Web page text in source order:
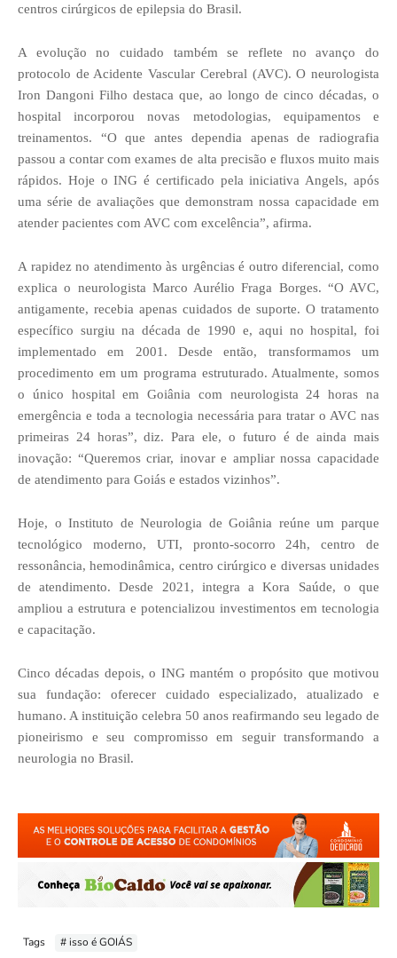
centros cirúrgicos de epilepsia do Brasil.
A evolução no cuidado também se reflete no avanço do
protocolo de Acidente Vascular Cerebral (AVC). O neurologista
Iron Dangoni Filho destaca que, ao longo de cinco décadas, o
hospital incorporou novas metodologias, equipamentos e
treinamentos. “O que antes dependia apenas de radiografia
passou a contar com exames de alta precisão e fluxos muito mais
rápidos. Hoje o ING é certificado pela iniciativa Angels, após
uma série de avaliações que demonstram nossa capacidade em
atender pacientes com AVC com excelência”, afirma.
A rapidez no atendimento às urgências é outro diferencial, como
explica o neurologista Marco Aurélio Fraga Borges. “O AVC,
antigamente, recebia apenas cuidados de suporte. O tratamento
específico surgiu na década de 1990 e, aqui no hospital, foi
implementado em 2001. Desde então, transformamos um
procedimento em um programa estruturado. Atualmente, somos
o único hospital em Goiânia com neurologista 24 horas na
emergência e toda a tecnologia necessária para tratar o AVC nas
primeiras 24 horas”, diz. Para ele, o futuro é de ainda mais
inovação: “Queremos criar, inovar e ampliar nossa capacidade
de atendimento para Goiás e estados vizinhos”.
Hoje, o Instituto de Neurologia de Goiânia reúne um parque
tecnológico moderno, UTI, pronto-socorro 24h, centro de
ressonância, hemodinâmica, centro cirúrgico e diversas unidades
de atendimento. Desde 2021, integra a Kora Saúde, o que
ampliou a estrutura e potencializou investimentos em tecnologia
e capacitação.
Cinco décadas depois, o ING mantém o propósito que motivou
sua fundação: oferecer cuidado especializado, atualizado e
humano. A instituição celebra 50 anos reafirmando seu legado de
pioneirismo e seu compromisso em seguir transformando a
neurologia no Brasil.
Tags # isso é GOIÁS